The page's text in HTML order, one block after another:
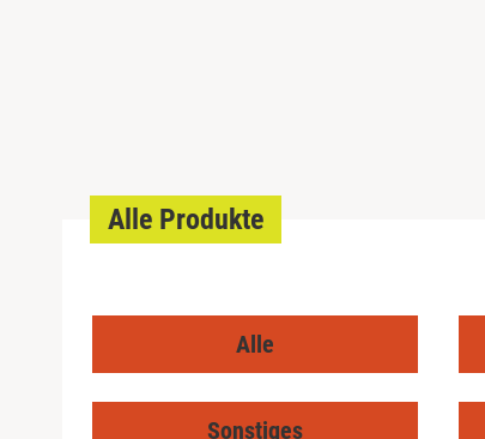
Alle Produkte
Alle
Sonstiges